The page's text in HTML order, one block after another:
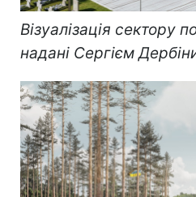
Візуалізація сектору
надані Сергієм